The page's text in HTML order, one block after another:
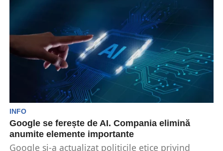
INFO
Google se ferește de AI. Compania elimină
anumite elemente importante
Google și-a actualizat politicile etice privind